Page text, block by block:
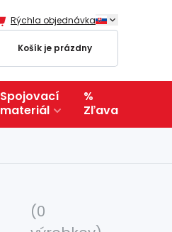
Rýchla objednávka
Košík je prázdny
Spojovací
materiál
%
Zľava
(0